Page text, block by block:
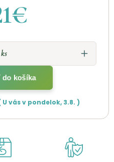
do košíka
U vás v pondelok, 3.8. )